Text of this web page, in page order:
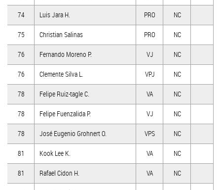
74 Luis Jara H. PRO NC
75 Christian Salinas PRO NC
76 Fernando Moreno P. VJ NC
76 Clemente Silva L. VPJ NC
78 Felipe Ruiz-tagle C. VA NC
78 Felipe Fuenzalida P. VJ NC
78 José Eugenio Grohnert O. VPS NC
81 Kook Lee K. VA NC
81 Rafael Cidon H. VA NC